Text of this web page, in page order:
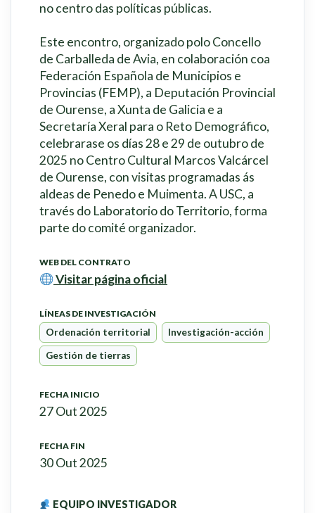
no centro das políticas públicas.
Este encontro, organizado polo Concello
de Carballeda de Avia, en colaboración coa
Federación Española de Municipios e
Provincias (FEMP), a Deputación Provincial
de Ourense, a Xunta de Galicia e a
Secretaría Xeral para o Reto Demográfico,
celebrarase os días 28 e 29 de outubro de
2025 no Centro Cultural Marcos Valcárcel
de Ourense, con visitas programadas ás
aldeas de Penedo e Muimenta. A USC, a
través do Laboratorio do Territorio, forma
parte do comité organizador.
WEB DEL CONTRATO
Visitar página oficial
LÍNEAS DE INVESTIGACIÓN
Ordenación territorial Investigación-acción
Gestión de tierras
FECHA INICIO
27 Out 2025
FECHA FIN
30 Out 2025
EQUIPO INVESTIGADOR